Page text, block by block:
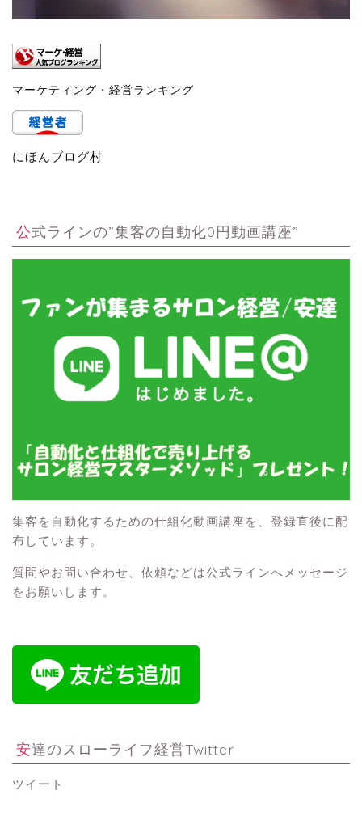
マーケティング・経営ランキング
にほんブログ村
公式ラインの”集客の自動化0円動画講座”
集客を自動化するための仕組化動画講座を、登録直後に配
布しています。
質問やお問い合わせ、依頼などは公式ラインへメッセージ
をお願いします。
安達のスローライフ経営Twitter
ツイート